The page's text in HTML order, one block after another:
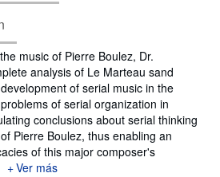
music of Pierre Boulez, Dr.
analysis of Le Marteau sand
of serial music in the
of serial organization in
conclusions about serial thinking
Pierre Boulez, thus enabling an
of this major composer's
Ver más